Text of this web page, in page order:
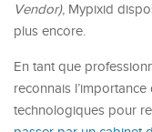
Vendor), Mypixid
plus encore.
En tant que
reconnais
technologiques pour